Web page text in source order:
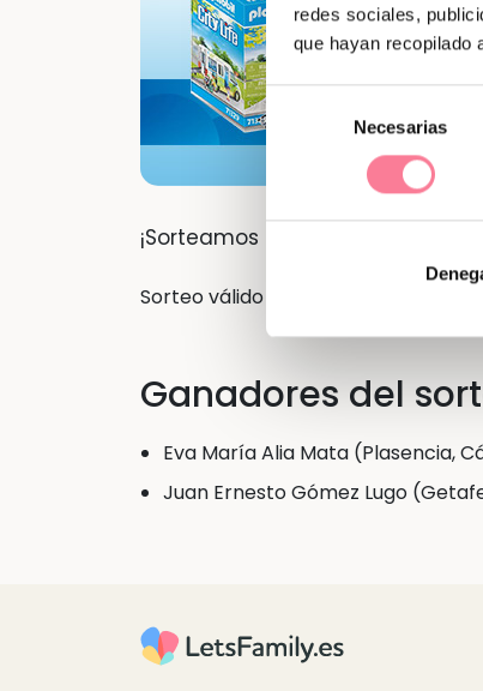
redes sociales,
que hayan recopilado
Selección
de
consentimiento
Necesarias
¡Sorteamos 2 sets del Autobús
Sorteo válido hasta el hasta el 31/01/
Ganadores del
Eva María Alia Mata (Plasencia,
Juan Ernesto Gómez Lugo